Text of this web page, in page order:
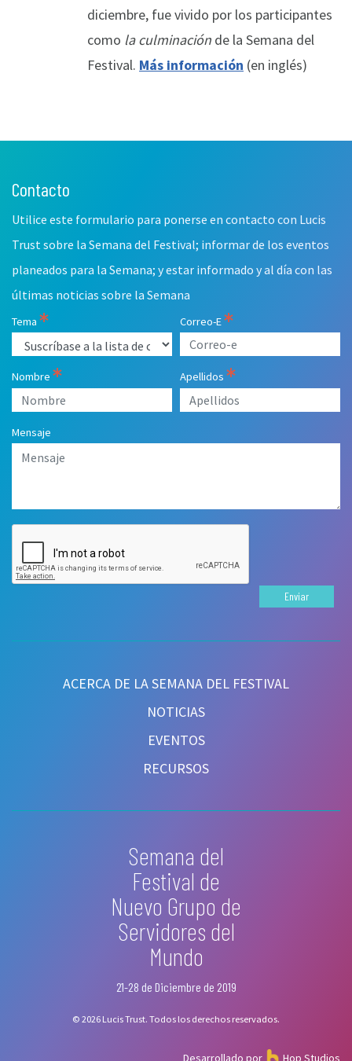
diciembre, fue vivido por los participantes
como la culminación de la Semana del
Festival. Más información (en inglés)
Semana del
Festival de
Nuevo Grupo de
Servidores del
Mundo
21-28 de Diciembre de 2019
© 2026 Lucis Trust. Todos los derechos reservados.
ACERCA DE LA SEMANA DEL FESTIVAL
NOTICIAS
EVENTOS
RECURSOS
Leave
field
Contacto
Utilice este formulario para ponerse en contacto con Lucis
Trust sobre la Semana del Festival; informar de los eventos
planeados para la Semana; y estar informado y al día con las
últimas noticias sobre la Semana
Tema Correo-E
Nombre Apellidos
Mensaje
Enviar
Desarrollado por Hop Studios